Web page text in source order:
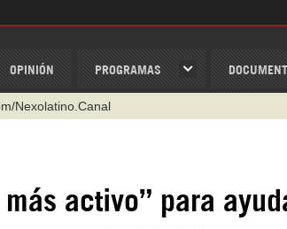
OPINIÓN PROGRAMAS
Nexolatino.Canal
activo” para